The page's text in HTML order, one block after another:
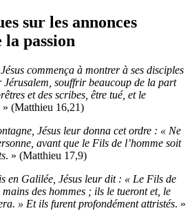
sur les annonces
la passion
commença à montrer à ses disciples
souffrir beaucoup de la part
et des scribes, être tué, et le
» (Matthieu 16,21)
Jésus leur donna cet ordre : « Ne
avant que le Fils de l’homme soit
. » (Matthieu 17,9)
en Galilée, Jésus leur dit : « Le Fils de
des hommes ; ils le tueront et, le
» Et ils furent profondément attristés. »